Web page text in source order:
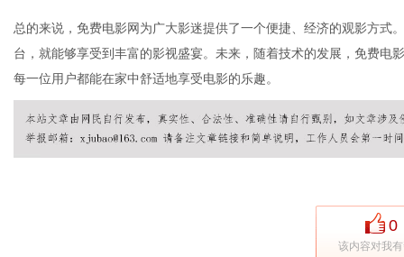
总的来说，免费电影网为广大影迷提供了一个便捷、经济的观影方式
台，就能够享受到丰富的影视盛宴。未来，随着技术的发展，免费电
每一位用户都能在家中舒适地享受电影的乐趣。
0
该内容对我